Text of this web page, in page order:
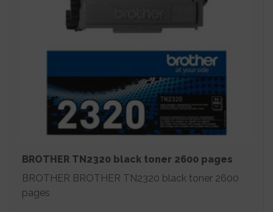
BROTHER TN2320 black toner 2600 pages
BROTHER BROTHER TN2320 black toner 2600
pages